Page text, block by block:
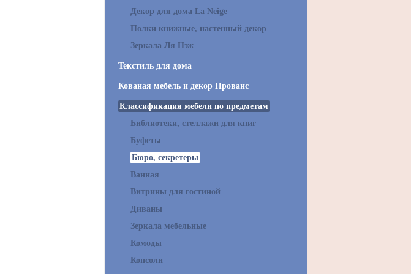
Декор для дома La Neige
Полки книжные, настенный декор
Зеркала Ля Нэж
Текстиль для дома
Кованая мебель и декор Прованс
Классификация мебели по предметам
Библиотеки, стеллажи для книг
Буфеты
Бюро, секретеры
Ванная
Витрины для гостиной
Диваны
Зеркала мебельные
Комоды
Консоли